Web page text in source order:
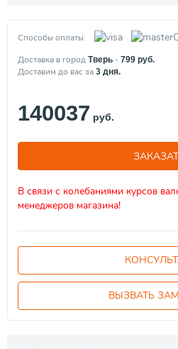
Способы оплаты:
Доставка в город Тверь - 799 руб.
Доставим до вас за 3 дня.
140037 руб.
В связи с колебаниями курсов
менеджеров магазина!
ВЫЗВАТЬ